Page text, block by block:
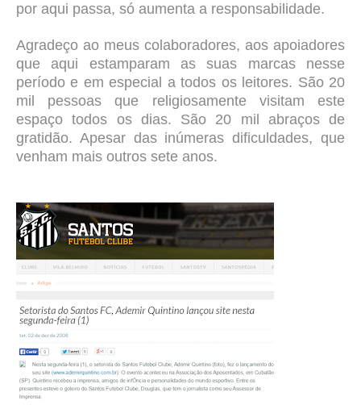
por aqui passa, só aumenta a responsabilidade.
Agradeço ao meus colaboradores, aos apoiadores
que aqui estamparam as suas marcas nesse
período e em especial a todos os leitores. São 20
mil pessoas que religiosamente visitam este
espaço todos os dias. São 20 mil abraços de
gratidão. Apesar das inúmeras dificuldades, que
venham mais outros sete anos.